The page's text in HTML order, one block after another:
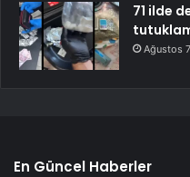
71 ilde
Ağustos
En Güncel Haberler